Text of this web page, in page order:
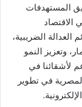
المستهدفات
الاقتصاد
العدالة الضريبية،
وتعزيز النمو
لأشقائنا في
في تطوير